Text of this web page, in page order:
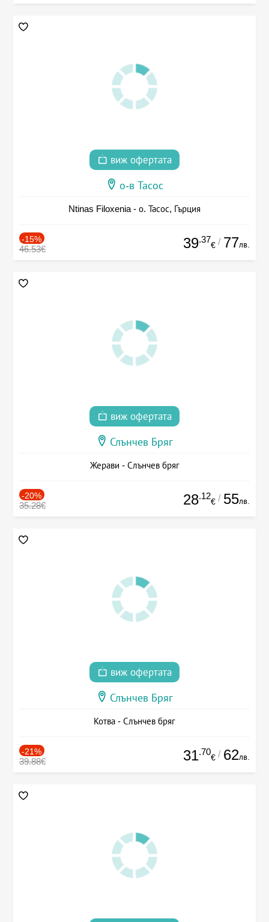
виж офертата
о-в Тасос
Ntinas Filoxenia - о. Тасос, Гърция
-15%
46.53€ 39.37
€ / 77лв.
виж офертата
Слънчев Бряг
Жерави - Слънчев бряг
-20%
35.28€ 28.12
€ / 55лв.
виж офертата
Слънчев Бряг
Котва - Слънчев бряг
-21%
39.88€ 31.70
€ / 62лв.